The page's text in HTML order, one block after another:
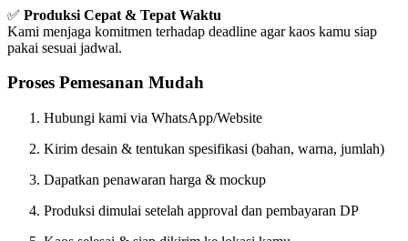
✅ Produksi Cepat & Tepat Waktu
Kami menjaga komitmen terhadap deadline agar kaos kamu siap
pakai sesuai jadwal.
Proses Pemesanan Mudah
Hubungi kami via WhatsApp/Website
Kirim desain & tentukan spesifikasi (bahan, warna, jumlah)
Dapatkan penawaran harga & mockup
Produksi dimulai setelah approval dan pembayaran DP